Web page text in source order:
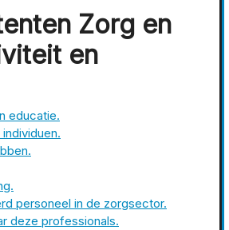
Zorg en
en
educatie.
personeel in de zorgsector.
deze professionals.